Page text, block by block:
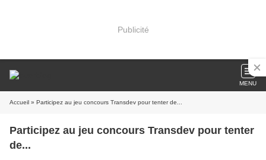
Publicité
MENU
Accueil » Participez au jeu concours Transdev pour tenter de...
Participez au jeu concours Transdev pour tenter
de...